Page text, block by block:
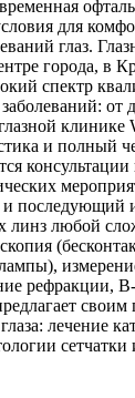
для
глаз.
города, в
спектр
от
и полный
и последующий
линз любой
рефракции,
своим
лечение
сетчатки